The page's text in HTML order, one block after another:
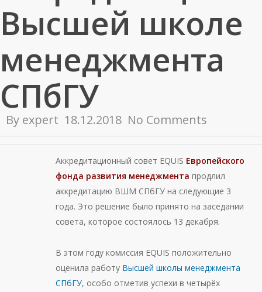
Высшей школе
менеджмента
СПбГУ
By expert 18.12.2018 No Comments
Аккредитационный совет EQUIS Европейского
фонда развития менеджмента продлил
аккредитацию ВШМ СПбГУ на следующие 3
года. Это решение было принято на заседании
совета, которое состоялось 13 декабря.
В этом году комиссия EQUIS положительно
оценила работу Высшей школы менеджмента
СПбГУ, особо отметив успехи в четырёх